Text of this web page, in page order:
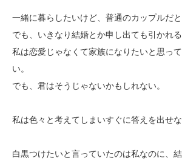
一緒に暮らしたいけど、普通のカップルだと
でも、いきなり結婚とか申し出ても引かれる
私は恋愛じゃなくて家族になりたいと思っ
い。
でも、君はそうじゃないかもしれない。
私は色々と考えてしまいすぐに答えを出せな
白黒つけたいと言っていたのは私なのに、